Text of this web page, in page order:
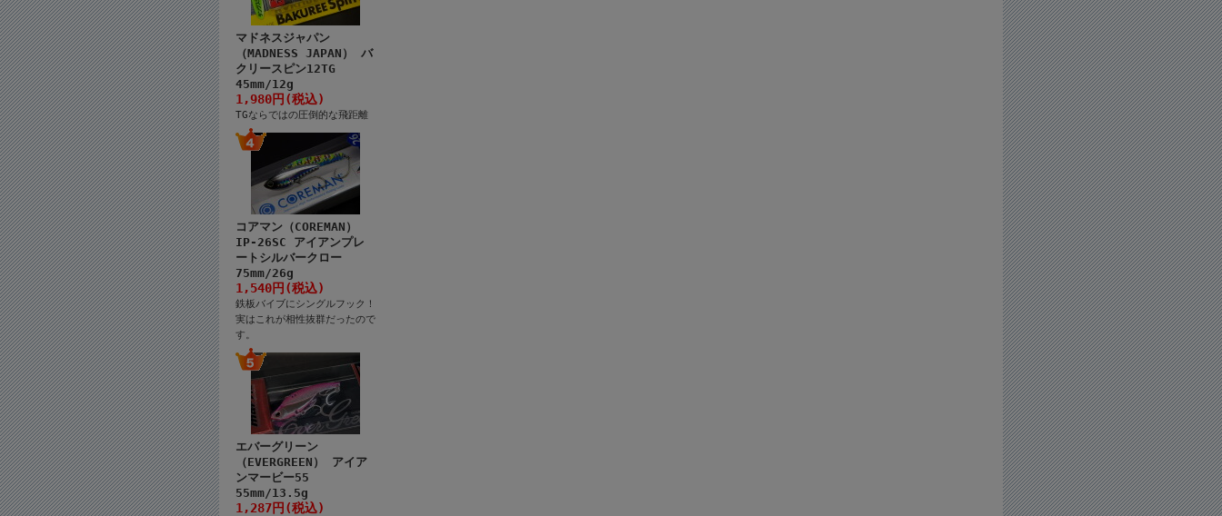
マドネスジャパン
（MADNESS JAPAN） バ
クリースピン12TG
45mm/12g
1,980円(税込)
TGならではの圧倒的な飛距離
コアマン（COREMAN）
IP-26SC アイアンプレ
ートシルバークロー
75mm/26g
1,540円(税込)
鉄板バイブにシングルフック！
実はこれが相性抜群だったので
す。
エバーグリーン
（EVERGREEN） アイア
ンマービー55
55mm/13.5g
1,287円(税込)